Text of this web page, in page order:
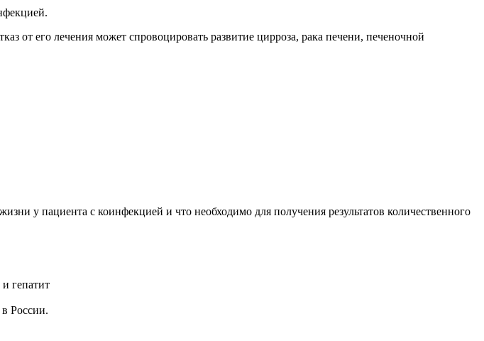
от его лечения может спровоцировать развитие цирроза, рака печени, печеночной
у пациента с коинфекцией и что необходимо для получения результатов количественного
России.